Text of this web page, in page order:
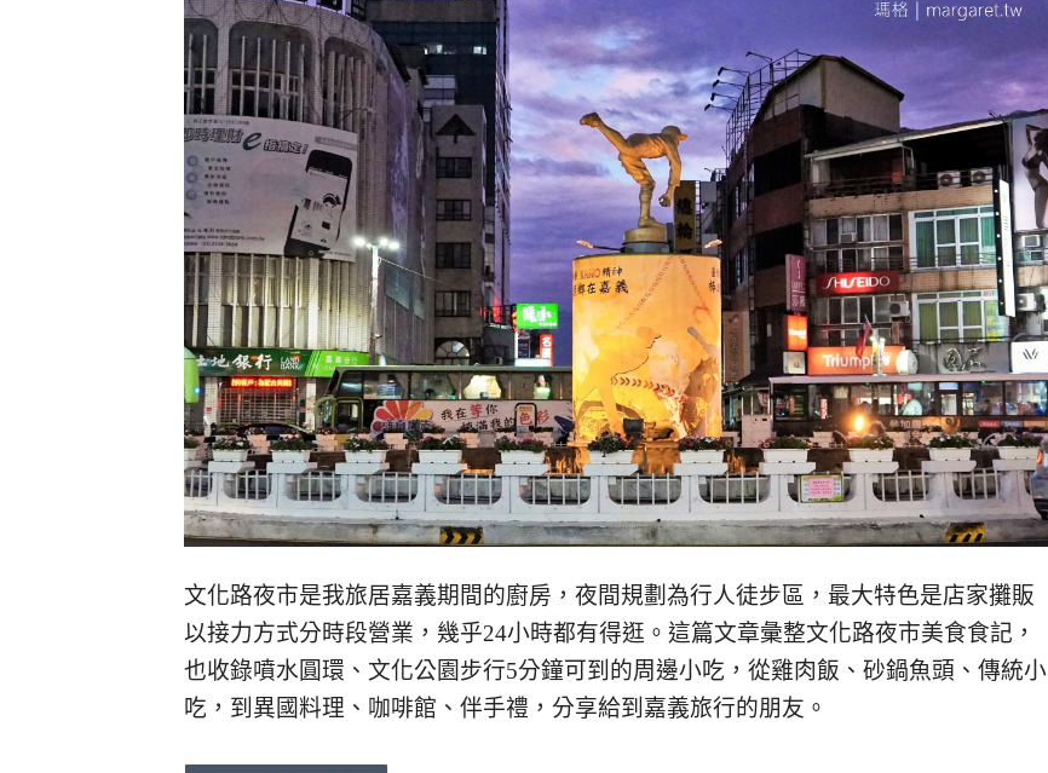
文化路夜市是我旅居嘉義期間的廚房，夜間規劃為行人徒步區，最大特色是店家攤販
以接力方式分時段營業，幾乎24小時都有得逛。這篇文章彙整文化路夜市美食食記，
也收錄噴水圓環、文化公園步行5分鐘可到的周邊小吃，從雞肉飯、砂鍋魚頭、傳統小
吃，到異國料理、咖啡館、伴手禮，分享給到嘉義旅行的朋友。